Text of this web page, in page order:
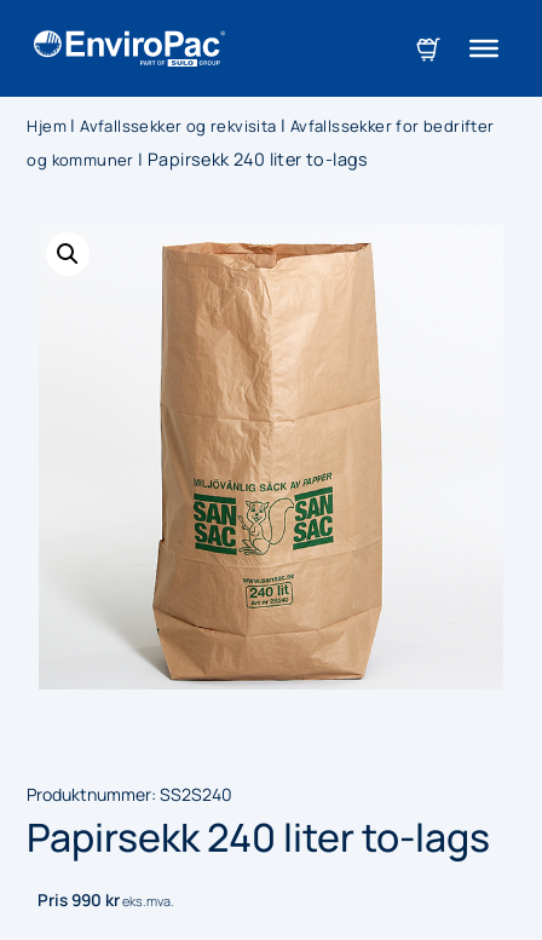
Hjem |Avfallssekker og rekvisita | Avfallssekker for bedrifter
og kommuner | Papirsekk 240 liter to-lags
Produktnummer:SS2S240
Papirsekk 240 liter to-lags
Pris990 kreks.mva.